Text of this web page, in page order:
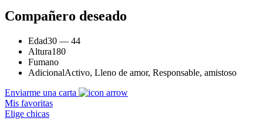
Compañero deseado
Edad30 — 44
Altura180
Fumano
AdicionalActivo, Lleno de amor, Responsable, amistoso
Enviarme una carta
Mis favoritas
Elige chicas